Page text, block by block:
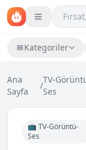
Kategoriler
Ana
Sayfa
/
TV-
Ses
📺 TV-Görüntü-
Ses